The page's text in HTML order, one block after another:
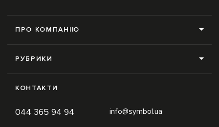
ПРО КОМПАНІЮ
Контакти
РУБРИКИ
Trends
КОНТАКТИ
044 365 94 94 info@symbol.ua